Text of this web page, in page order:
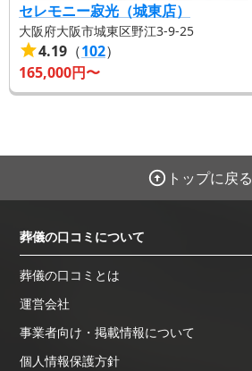
セレモニー寂光（城東店）
大阪府大阪市城東区野江3-9-25
4.19 （102）
165,000円〜
トップに戻る
葬儀の口コミについて
葬儀の口コミとは
運営会社
事業者向け・掲載情報について
個人情報保護方針